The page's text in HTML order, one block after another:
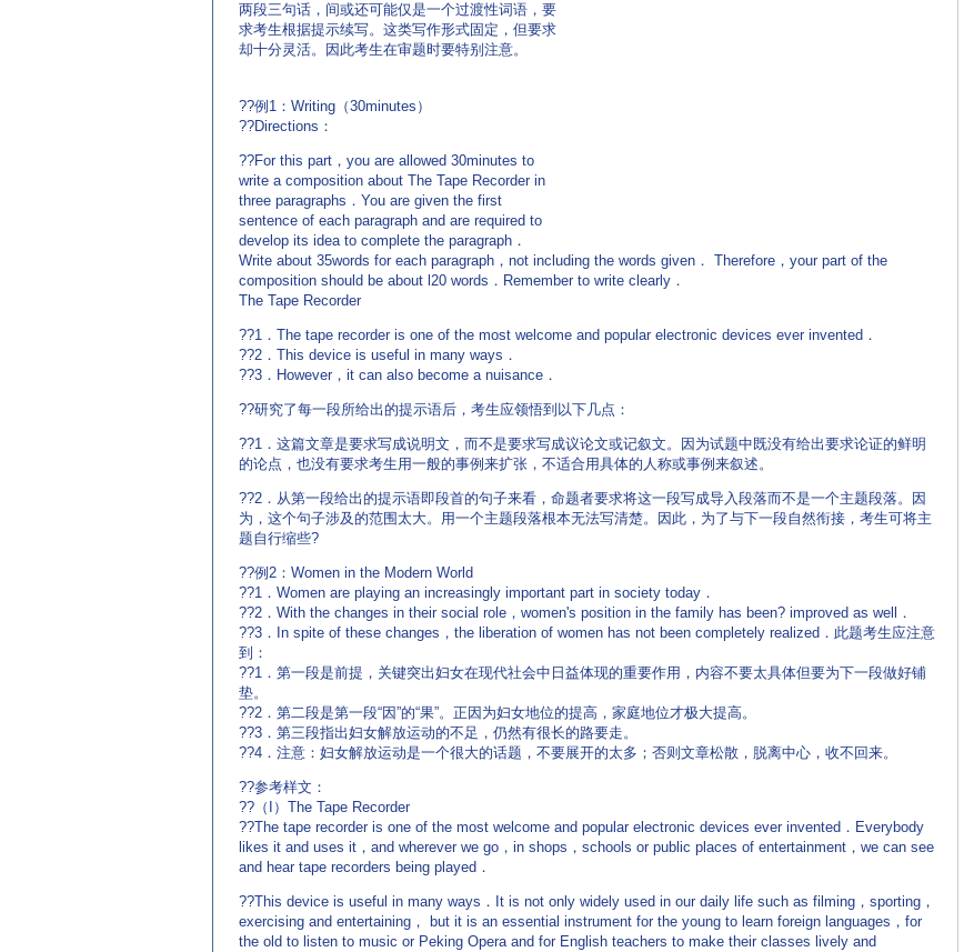
两段三句话，间或还可能仅是一个过渡性词语，要
求考生根据提示续写。这类写作形式固定，但要求
却十分灵活。因此考生在审题时要特别注意。
??例1：Writing（30minutes）
??Directions：
??For this part，you are allowed 30minutes to
write a composition about The Tape Recorder in
three paragraphs．You are given the first
sentence of each paragraph and are required to
develop its idea to complete the paragraph．
Write about 35words for each paragraph，not including the words given． Therefore，your part of the
composition should be about l20 words．Remember to write clearly．
The Tape Recorder
??1．The tape recorder is one of the most welcome and popular electronic devices ever invented．
??2．This device is useful in many ways．
??3．However，it can also become a nuisance．
??研究了每一段所给出的提示语后，考生应领悟到以下几点：
??1．这篇文章是要求写成说明文，而不是要求写成议论文或记叙文。因为试题中既没有给出要求论证的鲜明
的论点，也没有要求考生用一般的事例来扩张，不适合用具体的人称或事例来叙述。
??2．从第一段给出的提示语即段首的句子来看，命题者要求将这一段写成导入段落而不是一个主题段落。因
为，这个句子涉及的范围太大。用一个主题段落根本无法写清楚。因此，为了与下一段自然衔接，考生可将主
题自行缩些?
??例2：Women in the Modern World
??1．Women are playing an increasingly important part in society today．
??2．With the changes in their social role，women's position in the family has been? improved as well．
??3．In spite of these changes，the liberation of women has not been completely realized．此题考生应注意
到：
??1．第一段是前提，关键突出妇女在现代社会中日益体现的重要作用，内容不要太具体但要为下一段做好铺
垫。
??2．第二段是第一段“因”的“果”。正因为妇女地位的提高，家庭地位才极大提高。
??3．第三段指出妇女解放运动的不足，仍然有很长的路要走。
??4．注意：妇女解放运动是一个很大的话题，不要展开的太多；否则文章松散，脱离中心，收不回来。
??参考样文：
??（I）The Tape Recorder
??The tape recorder is one of the most welcome and popular electronic devices ever invented．Everybody
likes it and uses it，and wherever we go，in shops，schools or public places of entertainment，we can see
and hear tape recorders being played．
??This device is useful in many ways．It is not only widely used in our daily life such as filming，sporting，
exercising and entertaining， but it is an essential instrument for the young to learn foreign languages，for
the old to listen to music or Peking Opera and for English teachers to make their classes lively and